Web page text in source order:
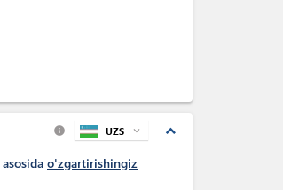
expand_less
info UZS expand_more
o'zgartirishingiz